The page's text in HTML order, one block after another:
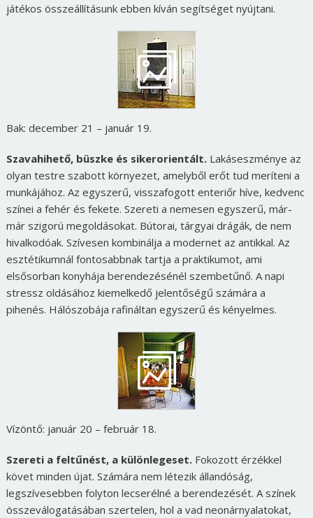
játékos összeállításunk ebben kíván segítséget nyújtani.
Bak: december 21 – január 19.
Szavahihető, büszke és sikerorientált.Lakáseszménye az
olyan testre szabott környezet, amelyből erőt tud meríteni a
munkájához. Az egyszerű, visszafogott enteriőr híve, kedvenc
színei a fehér és fekete. Szereti a nemesen egyszerű, már-
már szigorú megoldásokat. Bútorai, tárgyai drágák, de nem
hivalkodóak. Szívesen kombinálja a modernet az antikkal. Az
esztétikumnál fontosabbnak tartja a praktikumot, ami
elsősorban konyhája berendezésénél szembetűnő. A napi
stressz oldásához kiemelkedő jelentőségű számára a
pihenés. Hálószobája rafináltan egyszerű és kényelmes.
Vízöntő: január 20 – február 18.
Szereti a feltűnést, a különlegeset.Fokozott érzékkel
követ minden újat. Számára nem létezik állandóság,
legszívesebben folyton lecserélné a berendezését. A színek
összeválogatásában szertelen, hol a vad neonárnyalatokat,